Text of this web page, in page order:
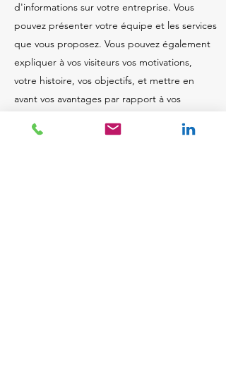
d'informations sur votre entreprise. Vous
pouvez présenter votre équipe et les services
que vous proposez. Vous pouvez également
expliquer à vos visiteurs vos motivations,
votre histoire, vos objectifs, et mettre en
avant vos avantages par rapport à vos